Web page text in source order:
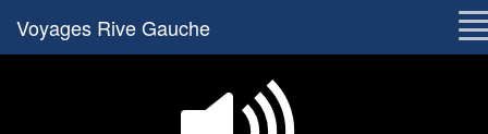
Voyages Rive Gauche